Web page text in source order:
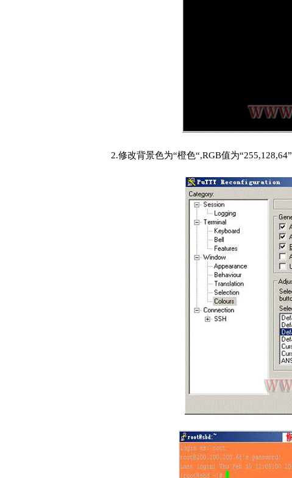
2.修改背景色为“橙色“,RGB值为“255,128,64”